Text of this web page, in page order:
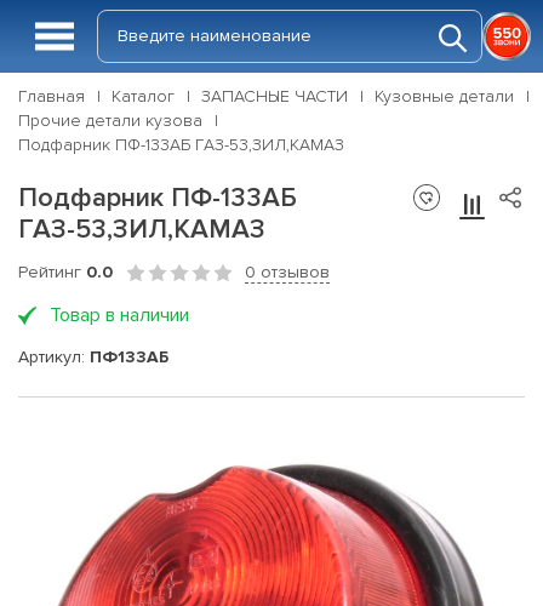
Главная Каталог ЗАПАСНЫЕ ЧАСТИ
Кузовные детали
Прочие детали кузова
Подфарник ПФ-133АБ ГАЗ-53,ЗИЛ,КАМАЗ
Подфарник ПФ-133АБ
ГАЗ-53,ЗИЛ,КАМАЗ
Рейтинг 0.0 0 отзывов
Товар в наличии
Артикул: ПФ133АБ